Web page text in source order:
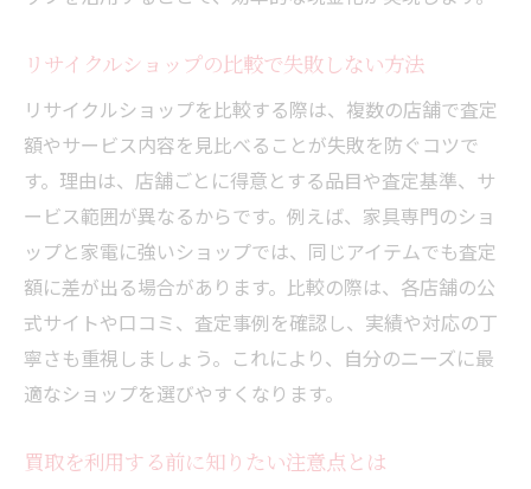
買取を活用した時短整理の実践ポイント
高価買取を目指すポイントを解説
家具家電で高価買取を狙うための準備
三重県買取ショップの査定アップの秘訣
リサイクルショップで高値を引き出す交渉
術
人気アイテムの高価買取タイミングを知る
買取前に確認したい付属品と状態の重要性
高価買取を実現する事前チェックリスト
引越し前の家具買取で負担を減らす方法
リサイクルショップの比較で失敗しない方法
リサイクルショップを比較する際は、複数の店舗で査定
額やサービス内容を見比べることが失敗を防ぐコツで
す。理由は、店舗ごとに得意とする品目や査定基準、サ
ービス範囲が異なるからです。例えば、家具専門のショ
ップと家電に強いショップでは、同じアイテムでも査定
額に差が出る場合があります。比較の際は、各店舗の公
式サイトや口コミ、査定事例を確認し、実績や対応の丁
寧さも重視しましょう。これにより、自分のニーズに最
適なショップを選びやすくなります。
買取を利用する前に知りたい注意点とは